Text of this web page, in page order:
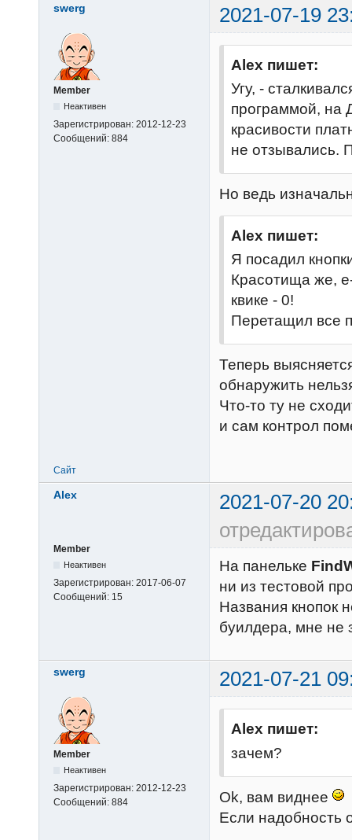
swerg 2021-07-19
Member
Неактивен
Зарегистрирован: 2012-12-23
Сообщений: 884
Alex пишет:
Угу, -
программой, на
красивости
не отзывались.
Но ведь
Alex пишет:
Я посадил
Красотища же,
квике - 0!
Перетащил все
Теперь
обнаружить
Что-то ту не
и сам контрол
Сайт
Alex
2021-07-20
Member
Неактивен
Зарегистрирован: 2017-06-07
Сообщений: 15
На панельке
ни из тестовой
Названия кнопок
буилдера, мне не
swerg 2021-07-21
Member
Неактивен
Зарегистрирован: 2012-12-23
Сообщений: 884
Alex пишет:
зачем?
Ok, вам виднее
Если надобность